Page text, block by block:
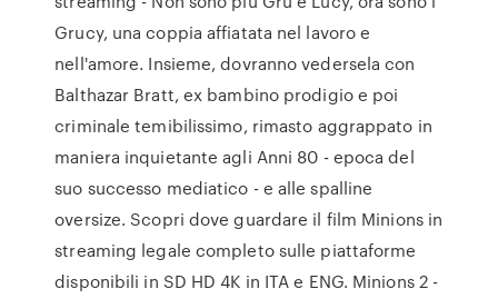
Grucy, una coppia affiatata nel lavoro e
nell'amore. Insieme, dovranno vedersela con
Balthazar Bratt, ex bambino prodigio e poi
criminale temibilissimo, rimasto aggrappato in
maniera inquietante agli Anni 80 - epoca del
suo successo mediatico - e alle spalline
oversize. Scopri dove guardare il film Minions in
streaming legale completo sulle piattaforme
disponibili in SD HD 4K in ITA e ENG. Minions 2 -